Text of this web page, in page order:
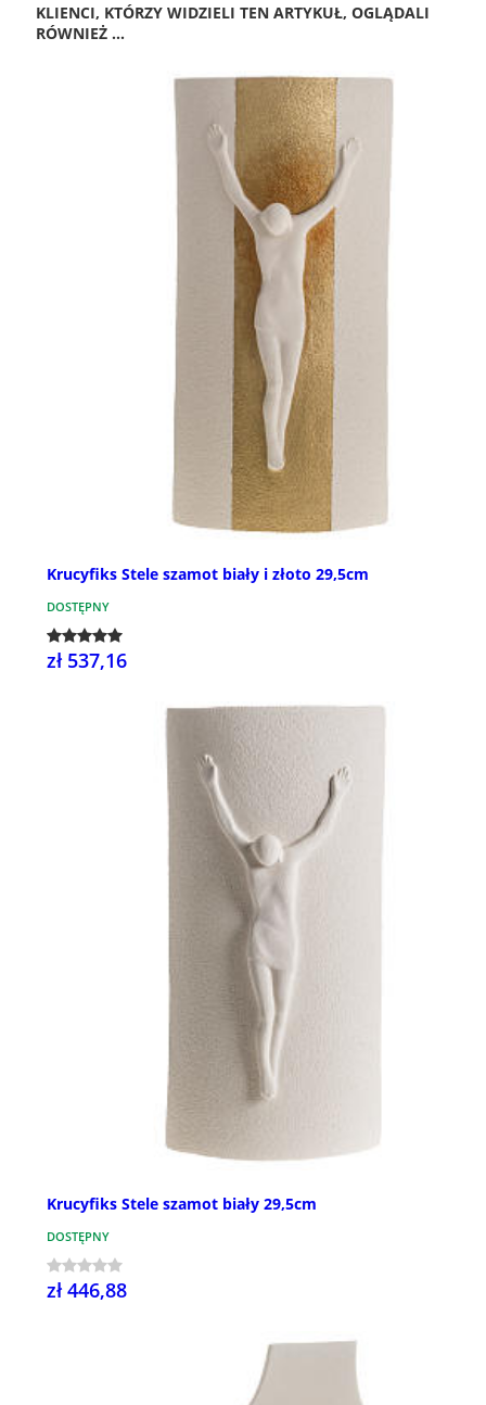
KLIENCI, KTÓRZY WIDZIELI TEN ARTYKUŁ, OGLĄDALI
RÓWNIEŻ ...
Krucyfiks Stele szamot biały i złoto 29,5cm
DOSTĘPNY
zł 537,16
Krucyfiks Stele szamot biały 29,5cm
DOSTĘPNY
zł 446,88